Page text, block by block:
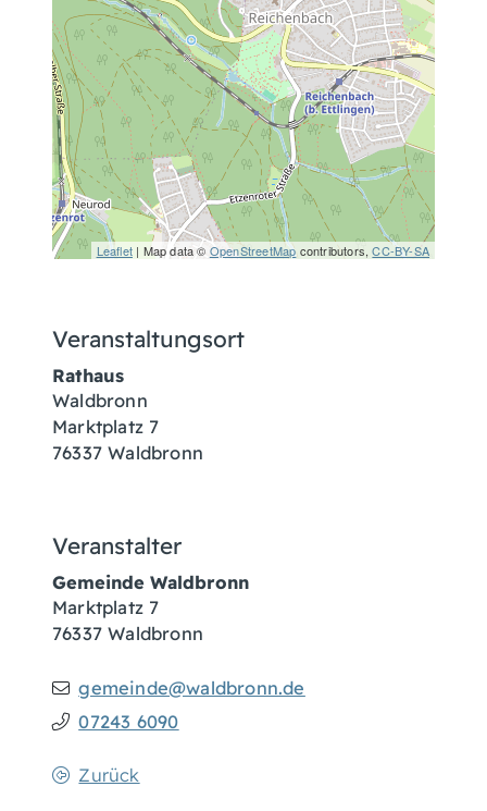
Leaflet| Map data © OpenStreetMap contributors,CC-BY-SA
Veranstaltungsort
Rathaus
Waldbronn
Marktplatz 7
76337 Waldbronn
Veranstalter
Gemeinde Waldbronn
Marktplatz 7
76337 Waldbronn
gemeinde@waldbronn.de
07243 6090
Zurück